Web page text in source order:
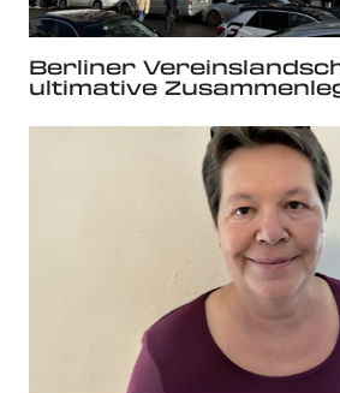
Berliner
ultimative